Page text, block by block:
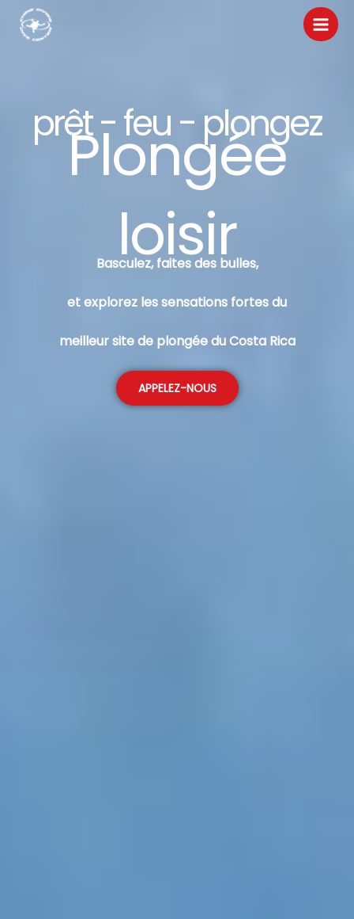
prêt - feu - plongez
Plongée
loisir
Basculez, faites des bulles,
et explorez les sensations fortes du
meilleur site de plongée du Costa Rica
APPELEZ-NOUS